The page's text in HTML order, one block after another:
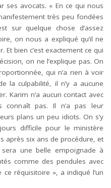
ses avocats. « En ce qui nous
très peu fondées
sur quelque chose d’assez
on nous a expliqué qu’il ne
Et bien c’est exactement ce qui
on ne l’explique pas. On
qui n’a rien à voir
la culpabilité, il n’y a aucune
Karim n’a aucun contact avec
connaît pas. Il n’a pas leur
plans un peu idiots. On s’y
difficile pour le ministère
après six ans de procédure, et
une belle empoignade à
comme des pendules avec
réquisitoire », a indiqué l’un